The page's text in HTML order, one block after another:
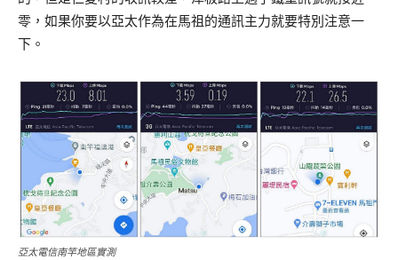
零，如果你要以亞太作為在馬祖的通訊主力就要特別注意一
下。
亞太電信南竿地區實測